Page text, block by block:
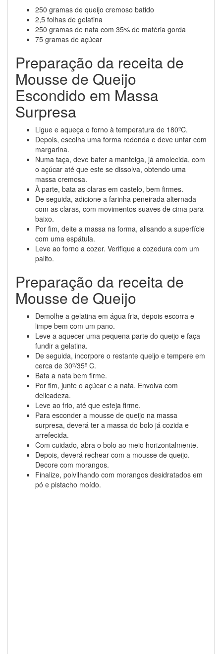
250 gramas de queijo cremoso batido
2,5 folhas de gelatina
250 gramas de nata com 35% de matéria gorda
75 gramas de açúcar
Preparação da receita de
Mousse de Queijo
Escondido em Massa
Surpresa
Ligue e aqueça o forno à temperatura de 180ºC.
Depois, escolha uma forma redonda e deve untar com
margarina.
Numa taça, deve bater a manteiga, já amolecida, com
o açúcar até que este se dissolva, obtendo uma
massa cremosa.
À parte, bata as claras em castelo, bem firmes.
De seguida, adicione a farinha peneirada alternada
com as claras, com movimentos suaves de cima para
baixo.
Por fim, deite a massa na forma, alisando a superfície
com uma espátula.
Leve ao forno a cozer. Verifique a cozedura com um
palito.
Preparação da receita de
Mousse de Queijo
Demolhe a gelatina em água fria, depois escorra e
limpe bem com um pano.
Leve a aquecer uma pequena parte do queijo e faça
fundir a gelatina.
De seguida, incorpore o restante queijo e tempere em
cerca de 30º/35º C.
Bata a nata bem firme.
Por fim, junte o açúcar e a nata. Envolva com
delicadeza.
Leve ao frio, até que esteja firme.
Para esconder a mousse de queijo na massa
surpresa, deverá ter a massa do bolo já cozida e
arrefecida.
Com cuidado, abra o bolo ao meio horizontalmente.
Depois, deverá rechear com a mousse de queijo.
Decore com morangos.
Finalize, polvilhando com morangos desidratados em
pó e pistacho moído.